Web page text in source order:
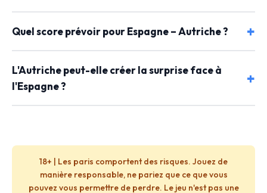
Quel score prévoir pour Espagne – Autriche ?
L'Autriche peut-elle créer la surprise face à
l'Espagne ?
18+ | Les paris comportent des risques. Jouez de
manière responsable, ne pariez que ce que vous
pouvez vous permettre de perdre. Le jeu n'est pas une